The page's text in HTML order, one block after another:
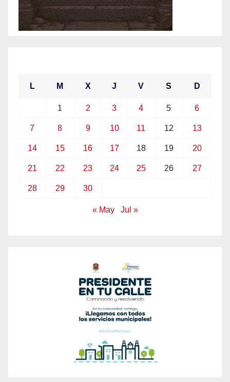
L M X J V S D
1 2 3 4 5 6
7 8 9 10 11 12 13
14 15 16 17 18 19 20
21 22 23 24 25 26 27
28 29 30
« May Jul »